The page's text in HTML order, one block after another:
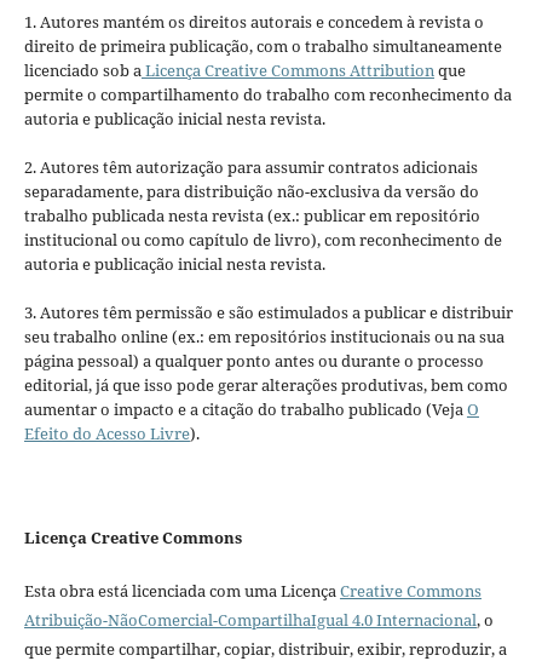
1. Autores mantém os direitos autorais e concedem à revista o
direito de primeira publicação, com o trabalho simultaneamente
licenciado sob aLicença Creative Commons Attributionque
permite o compartilhamento do trabalho com reconhecimento da
autoria e publicação inicial nesta revista.
2. Autores têm autorização para assumir contratos adicionais
separadamente, para distribuição não-exclusiva da versão do
trabalho publicada nesta revista (ex.: publicar em repositório
institucional ou como capítulo de livro), com reconhecimento de
autoria e publicação inicial nesta revista.
3. Autores têm permissão e são estimulados a publicar e distribuir
seu trabalho online (ex.: em repositórios institucionais ou na sua
página pessoal) a qualquer ponto antes ou durante o processo
editorial, já que isso pode gerar alterações produtivas, bem como
aumentar o impacto e a citação do trabalho publicado (VejaO
Efeito do Acesso Livre).
Licença Creative Commons
Esta obra está licenciada com uma LicençaCreative Commons
Atribuição-NãoComercial-CompartilhaIgual 4.0 Internacional, o
que permite compartilhar, copiar, distribuir, exibir, reproduzir, a